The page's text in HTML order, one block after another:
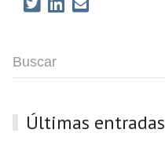
Últimas entradas